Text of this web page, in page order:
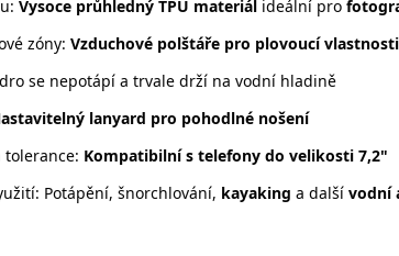
Vysoce průhledný TPU materiálideální pro
zóny: Vzduchové polštáře pro plovoucí
se nepotápí a trvale drží na vodní hladině
lanyard pro pohodlné nošení
tolerance: Kompatibilní s telefony do velikosti 7,2"
Potápění, šnorchlování, kayaking a další vodní